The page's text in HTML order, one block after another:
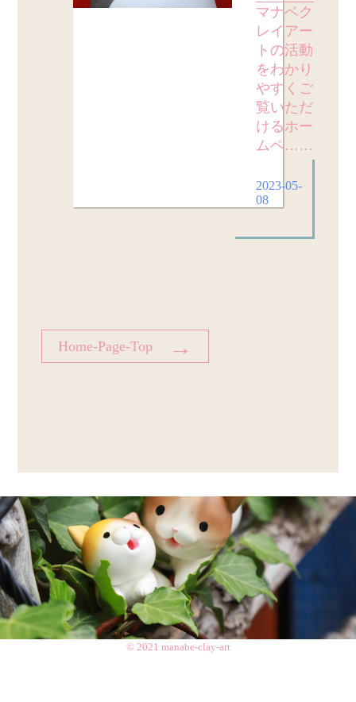
マナベク
レイアー
トの活動
をわかり
やすくご
覧いただ
けるホー
ムペ……
2023-05-
08
Home-Page-Top →
© 2021 manabe-clay-art